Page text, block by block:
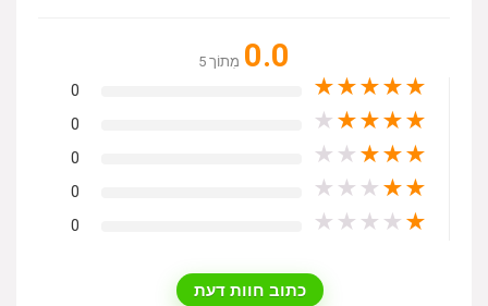
0.0 מִתוֹך 5
★
★
★
★
★
0
★
★
★
★
★
0
★
★
★
★
★
0
★
★
★
★
★
0
★
★
★
★
★
0
כתוב חוות דעת